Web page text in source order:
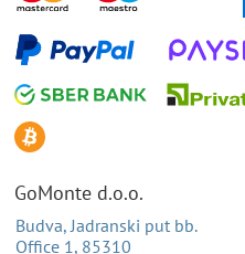
GoMonte d.o.o.
Budva, Jadranski put bb.
Office 1, 85310